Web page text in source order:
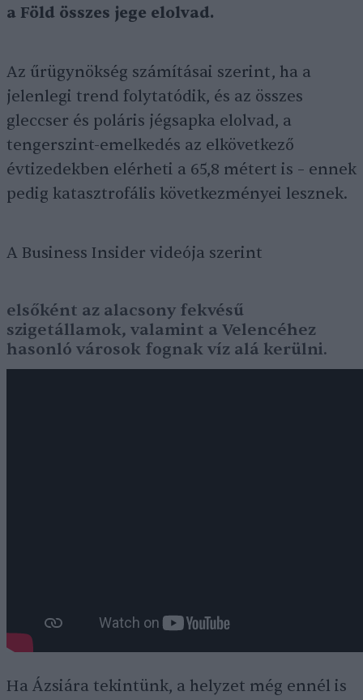
a Föld összes jege elolvad.
Az űrügynökség számításai szerint, ha a
jelenlegi trend folytatódik, és az összes
gleccser és poláris jégsapka elolvad, a
tengerszint-emelkedés az elkövetkező
évtizedekben elérheti a 65,8 métert is – ennek
pedig katasztrofális következményei lesznek.
A Business Insider videója szerint
elsőként az alacsony fekvésű
szigetállamok, valamint a Velencéhez
hasonló városok fognak víz alá kerülni.
Ha Ázsiára tekintünk, a helyzet még ennél is